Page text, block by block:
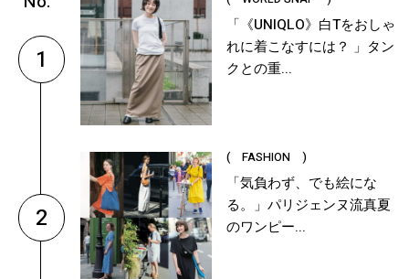
1
「《UNIQLO》白Tをおしゃ
れに着こなすには？ 」タン
クとの重...
2
( FASHION )
「気負わず、でも絵にな
る。」パリジェンヌ流真夏
のワンピー...